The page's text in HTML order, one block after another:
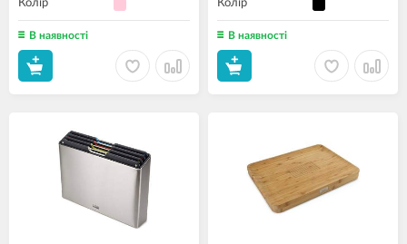
Колір
В наявності
Колір
В наявності